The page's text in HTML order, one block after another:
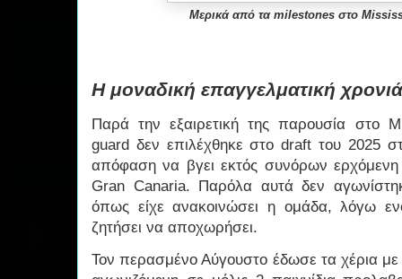
Μερικά από τα milestones στο
Η μοναδική επαγγελματική χρονιά
Παρά την εξαιρετική της παρουσία στο
guard δεν επιλέχθηκε στο draft του 2025
απόφαση να βγει εκτός συνόρων
Gran Canaria. Παρόλα αυτά δεν
όπως είχε ανακοινώσει η ομάδα, λόγω
ζητήσει να αποχωρήσει.
Τον περασμένο Αύγουστο έδωσε τα χέρια